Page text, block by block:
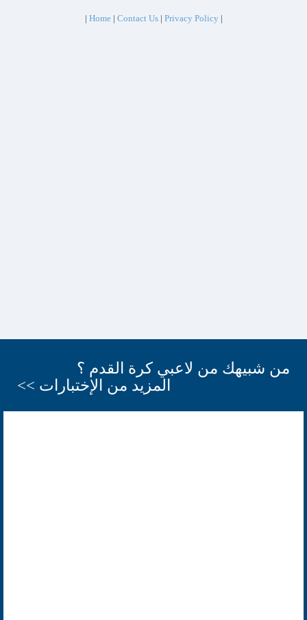
Home|Contact Us|Privacy Policy
|
من شبيهك من لاعبي كرة القدم ؟
المزيد من الإختبارات >>